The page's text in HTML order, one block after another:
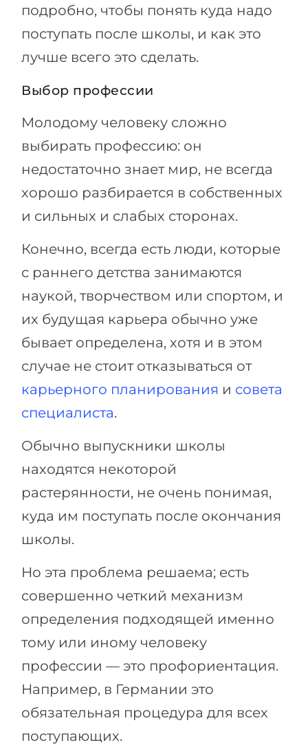
подробно, чтобы понять куда надо
поступать после школы, и как это
лучше всего это сделать.
Выбор профессии
Молодому человеку сложно
выбирать профессию: он
недостаточно знает мир, не всегда
хорошо разбирается в собственных
и сильных и слабых сторонах.
Конечно, всегда есть люди, которые
с раннего детства занимаются
наукой, творчеством или спортом, и
их будущая карьера обычно уже
бывает определена, хотя и в этом
случае не стоит отказываться от
карьерного планирования и совета
специалиста.
Обычно выпускники школы
находятся некоторой
растерянности, не очень понимая,
куда им поступать после окончания
школы.
Но эта проблема решаема; есть
совершенно четкий механизм
определения подходящей именно
тому или иному человеку
профессии — это профориентация.
Например, в Германии это
обязательная процедура для всех
поступающих.